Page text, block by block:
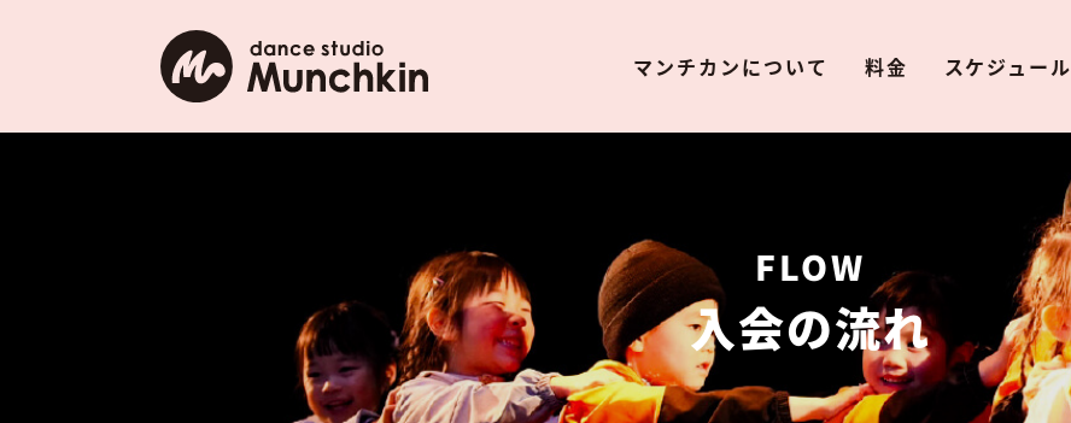
マンチカンについて 料金 スケジュール
FLOW
入会の流れ